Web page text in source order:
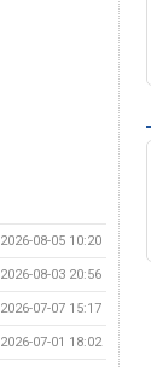
2026-08-05 10:20
2026-08-03 20:56
2026-07-07 15:17
2026-07-01 18:02